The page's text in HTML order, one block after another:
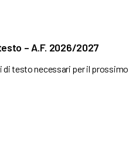
– A.F. 2026/2027
di testo necessari per il prossimo